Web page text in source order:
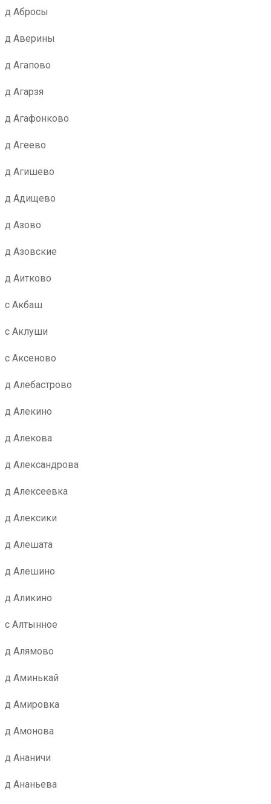
д Абросы
д Аверины
д Агапово
д Агарзя
д Агафонково
д Агеево
д Агишево
д Адищево
д Азово
д Азовские
д Аитково
с Акбаш
с Аклуши
с Аксеново
д Алебастрово
д Алекино
д Алекова
д Александрова
д Алексеевка
д Алексики
д Алешата
д Алешино
д Аликино
с Алтынное
д Алямово
д Аминькай
д Амировка
д Амонова
д Ананичи
д Ананьева